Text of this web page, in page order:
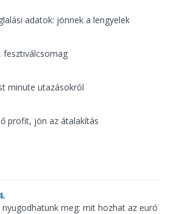
adatok: jönnek a lengyelek
fesztiválcsomag
minute utazásokról
profit, jön az átalakítás
meg: mit hozhat az euró